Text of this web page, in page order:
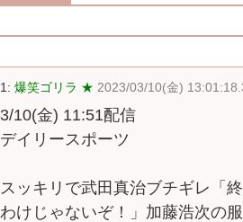
1: 爆笑ゴリラ ★ 2023/03/10(金)
3/10(金) 11:51配信
デイリースポーツ
スッキリで武田真治ブチギレ「
わけじゃないぞ！」加藤浩次の